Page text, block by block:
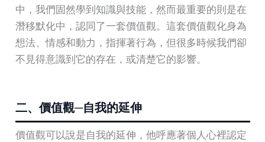
中，我們固然學到知識與技能，然而最重要的則是在
潛移默化中，認同了一套價值觀。這套價值觀化身為
想法、情感和動力，指揮著行為，但很多時候我們卻
不見得意識到它的存在，或清楚它的影響。
二、價值觀─自我的延伸
價值觀可以說是自我的延伸，他呼應著個人心裡認定